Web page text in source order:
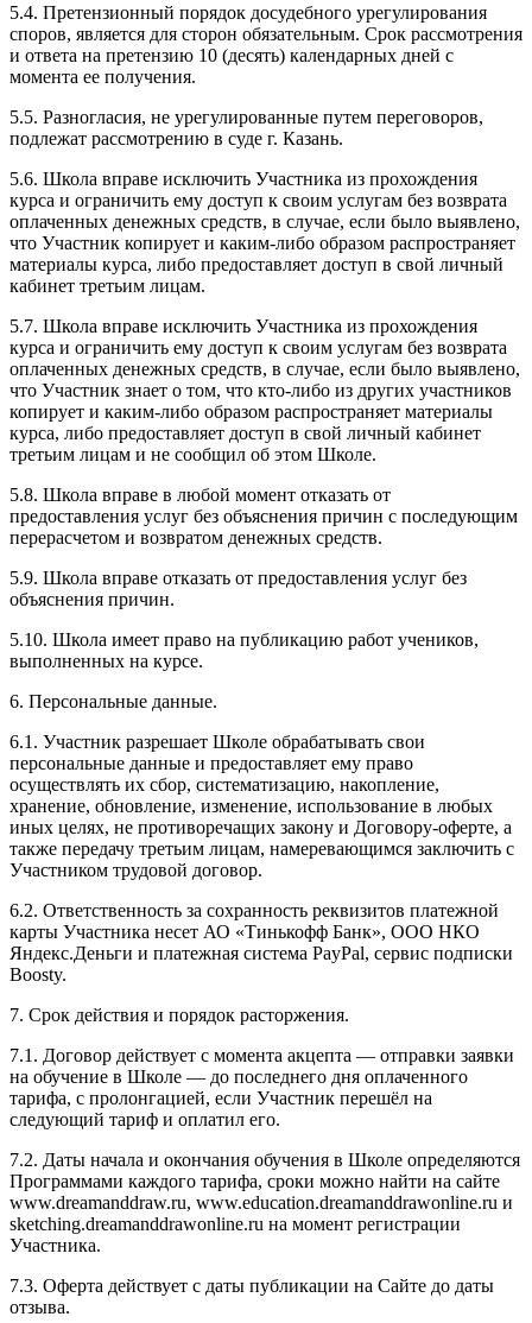
5.4. Претензионный порядок досудебного урегулирования
споров, является для сторон обязательным. Срок рассмотрения
и ответа на претензию 10 (десять) календарных дней с
момента ее получения.
5.5. Разногласия, не урегулированные путем переговоров,
подлежат рассмотрению в суде г. Казань.
5.6. Школа вправе исключить Участника из прохождения
курса и ограничить ему доступ к своим услугам без возврата
оплаченных денежных средств, в случае, если было выявлено,
что Участник копирует и каким-либо образом распространяет
материалы курса, либо предоставляет доступ в свой личный
кабинет третьим лицам.
5.7. Школа вправе исключить Участника из прохождения
курса и ограничить ему доступ к своим услугам без возврата
оплаченных денежных средств, в случае, если было выявлено,
что Участник знает о том, что кто-либо из других участников
копирует и каким-либо образом распространяет материалы
курса, либо предоставляет доступ в свой личный кабинет
третьим лицам и не сообщил об этом Школе.
5.8. Школа вправе в любой момент отказать от
предоставления услуг без объяснения причин с последующим
перерасчетом и возвратом денежных средств.
5.9. Школа вправе отказать от предоставления услуг без
объяснения причин.
5.10. Школа имеет право на публикацию работ учеников,
выполненных на курсе.
6. Персональные данные.
6.1. Участник разрешает Школе обрабатывать свои
персональные данные и предоставляет ему право
осуществлять их сбор, систематизацию, накопление,
хранение, обновление, изменение, использование в любых
иных целях, не противоречащих закону и Договору-оферте, а
также передачу третьим лицам, намеревающимся заключить с
Участником трудовой договор.
6.2. Ответственность за сохранность реквизитов платежной
карты Участника несет АО «Тинькофф Банк», ООО НКО
Яндекс.Деньги и платежная система PayPal, сервис подписки
Boosty.
7. Срок действия и порядок расторжения.
7.1. Договор действует с момента акцепта — отправки заявки
на обучение в Школе — до последнего дня оплаченного
тарифа, с пролонгацией, если Участник перешёл на
следующий тариф и оплатил его.
7.2. Даты начала и окончания обучения в Школе определяются
Программами каждого тарифа, сроки можно найти на сайте
www.dreamanddraw.ru, www.education.dreamanddrawonline.ru и
sketching.dreamanddrawonline.ru на момент регистрации
Участника.
7.3. Оферта действует с даты публикации на Сайте до даты
отзыва.